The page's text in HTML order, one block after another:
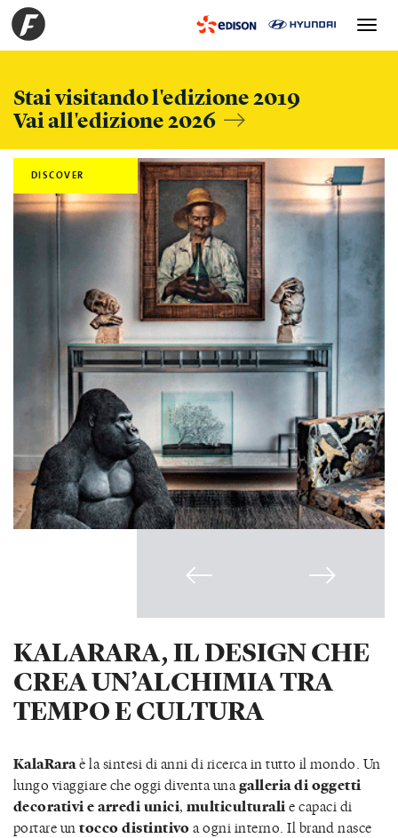
Stai visitando l'edizione 2019
Vai all'edizione 2026
Toggle
DISCOVER
KALARARA, IL DESIGN CHE
CREA UN’ALCHIMIA TRA
TEMPO E CULTURA
KalaRaraè la sintesi di anni di ricerca in tutto il mondo. Un
lungo viaggiare che oggi diventa unagalleria di oggetti
decorativi e arredi unici, multiculturali e capaci di
portare untocco distintivoa ogni interno. Il brand nasce